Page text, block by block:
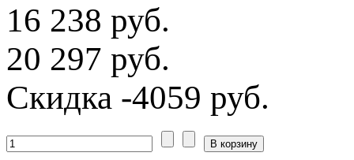
16 238 руб.
20 297 руб.
Скидка -4059 руб.